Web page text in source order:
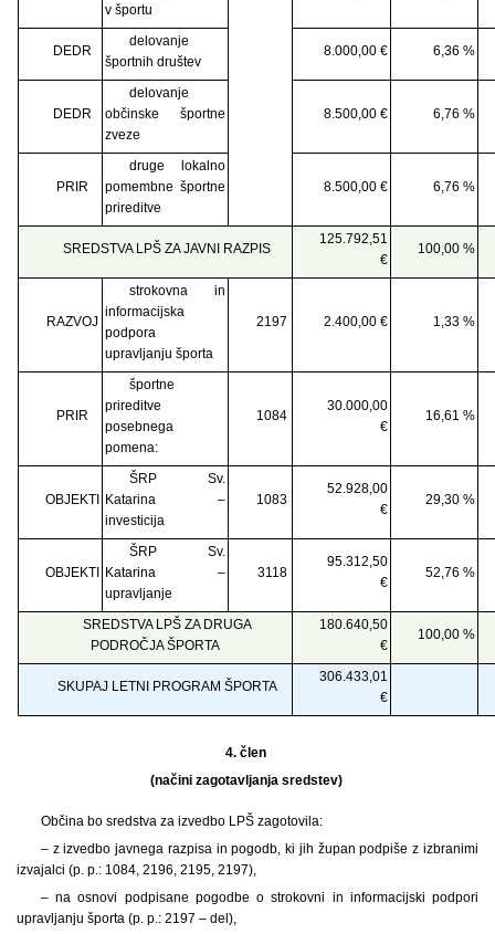
v športu
DEDR
delovanje
športnih društev
8.000,00 € 6,36 %
DEDR
delovanje
občinske športne
zveze
8.500,00 € 6,76 %
PRIR
druge lokalno
pomembne športne
prireditve
8.500,00 € 6,76 %
SREDSTVA LPŠ ZA JAVNI RAZPIS
125.792,51
€
100,00 %
RAZVOJ
strokovna in
informacijska
podpora
upravljanju športa
2197 2.400,00 € 1,33 %
PRIR
športne
prireditve
posebnega
pomena:
1084
30.000,00
€
16,61 %
OBJEKTI
ŠRP Sv.
Katarina –
investicija
1083
52.928,00
€
29,30 %
OBJEKTI
ŠRP Sv.
Katarina –
upravljanje
3118
95.312,50
€
52,76 %
SREDSTVA LPŠ ZA DRUGA
PODROČJA ŠPORTA
180.640,50
€
100,00 %
SKUPAJ LETNI PROGRAM ŠPORTA
306.433,01
€
4. člen
(načini zagotavljanja sredstev)
Občina bo sredstva za izvedbo LPŠ zagotovila:
– z izvedbo javnega razpisa in pogodb, ki jih župan podpiše z izbranimi
izvajalci (p. p.: 1084, 2196, 2195, 2197),
– na osnovi podpisane pogodbe o strokovni in informacijski podpori
upravljanju športa (p. p.: 2197 – del),